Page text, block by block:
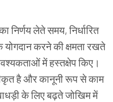
लेते समय, निर्धारित
करने की क्षमता रखते
में हस्तक्षेप किए।
है और कानूनी रूप से काम
के लिए बढ़ते जोखिम में